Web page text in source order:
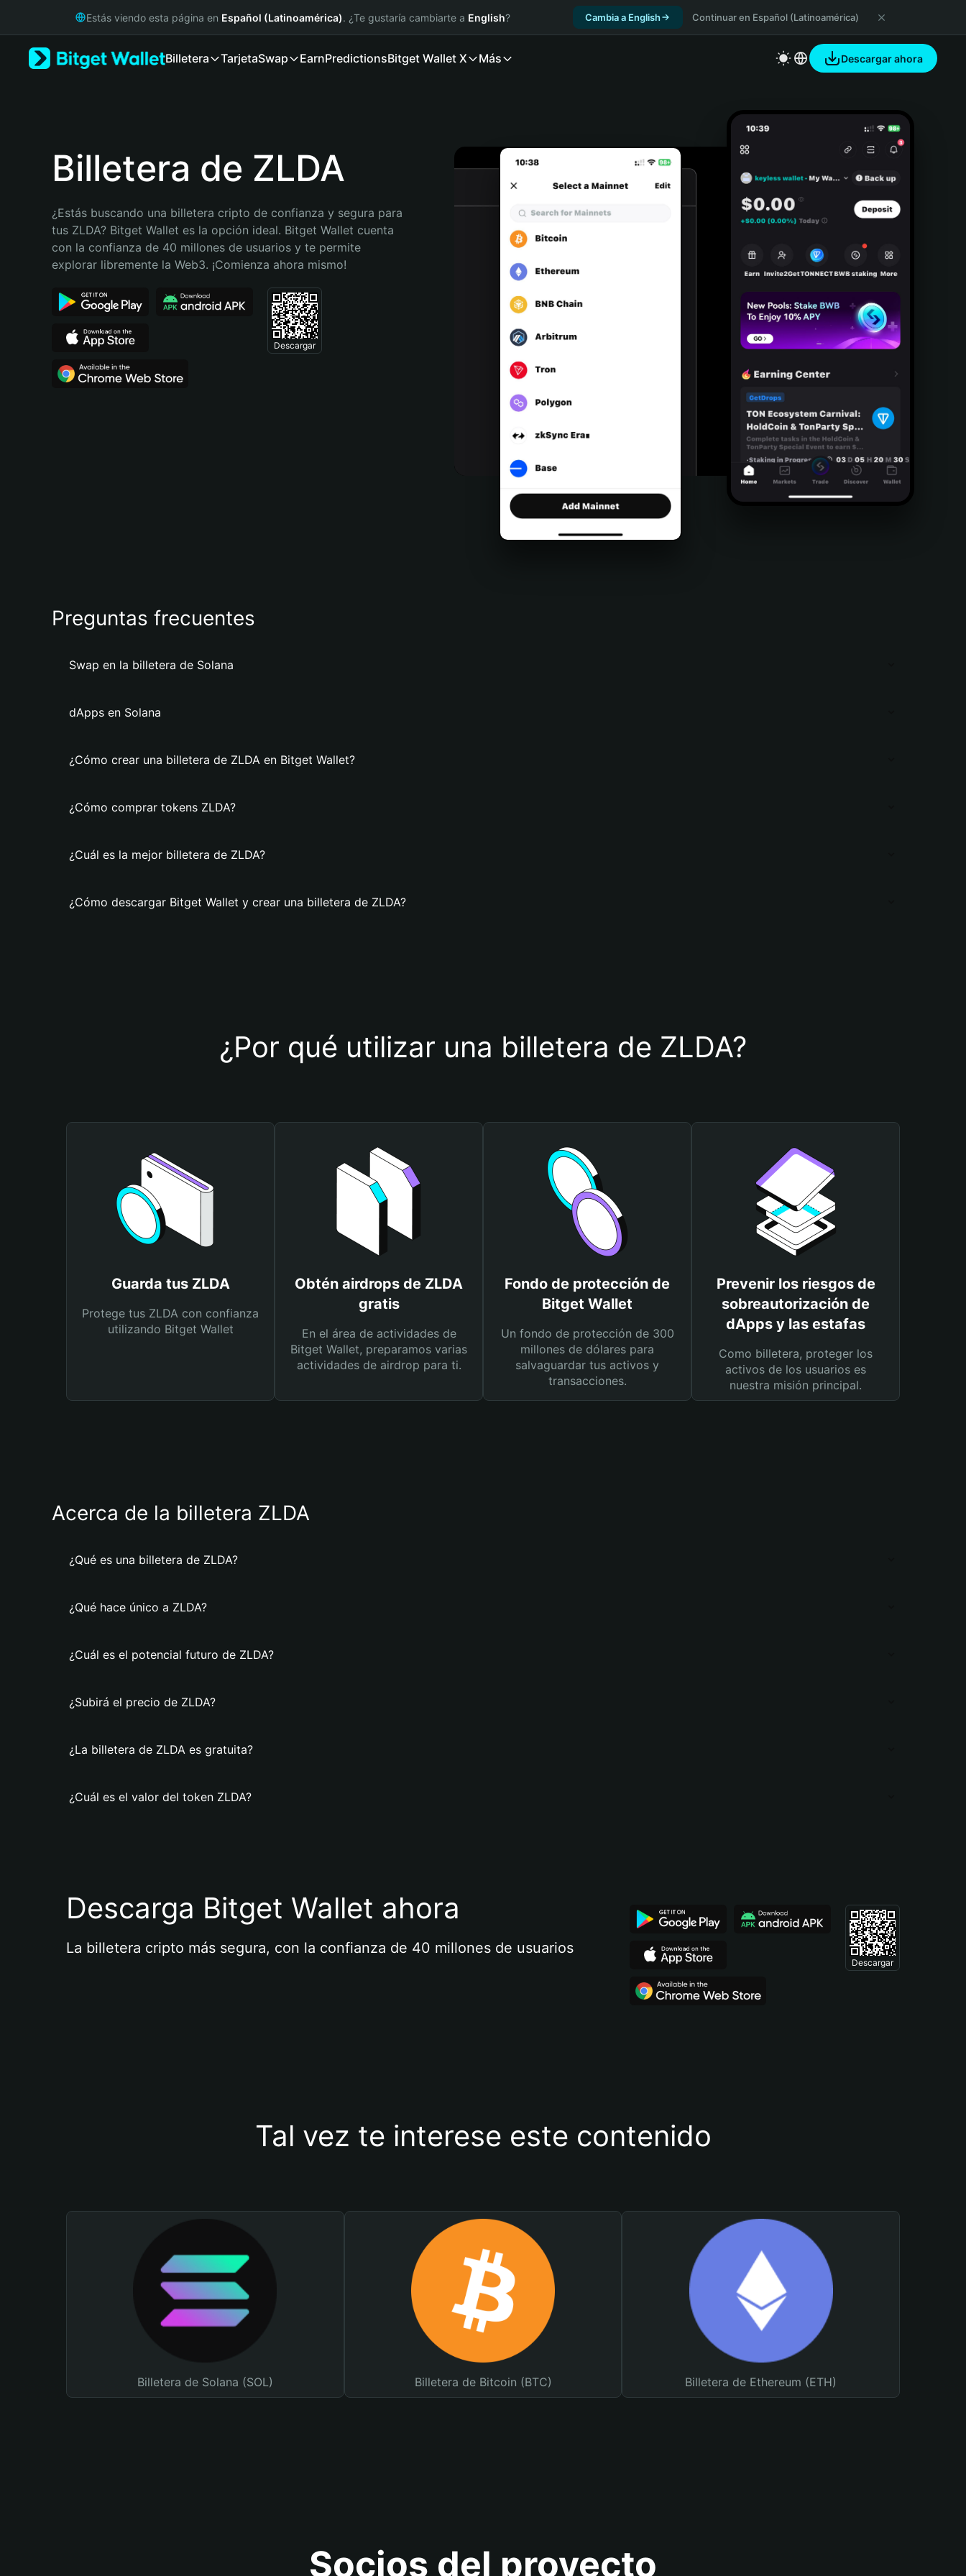
Русский
Bahasa Indonesia
Português (Brasil)
Estás viendo esta página en Español (Latinoamérica). ¿Te gustaría cambiarte a English? Cambia a English Continuar en Español (Latinoamérica)
Billetera TarjetaSwap EarnPredictionsBitget Wallet X Más Descargar ahora
Billetera de ZLDA
¿Estás buscando una billetera cripto de confianza y segura para
tus ZLDA? Bitget Wallet es la opción ideal. Bitget Wallet cuenta
con la confianza de 40 millones de usuarios y te permite
explorar libremente la Web3. ¡Comienza ahora mismo!
Descargar
Preguntas frecuentes
Swap en la billetera de Solana
dApps en Solana
¿Cómo crear una billetera de ZLDA en Bitget Wallet?
¿Cómo comprar tokens ZLDA?
¿Cuál es la mejor billetera de ZLDA?
¿Cómo descargar Bitget Wallet y crear una billetera de ZLDA?
¿Por qué utilizar una billetera de ZLDA?
Guarda tus ZLDA
Protege tus ZLDA con confianza
utilizando Bitget Wallet
Obtén airdrops de ZLDA
gratis
En el área de actividades de
Bitget Wallet, preparamos varias
actividades de airdrop para ti.
Fondo de protección de
Bitget Wallet
Un fondo de protección de 300
millones de dólares para
salvaguardar tus activos y
transacciones.
Prevenir los riesgos de
sobreautorización de
dApps y las estafas
Como billetera, proteger los
activos de los usuarios es
nuestra misión principal.
Acerca de la billetera ZLDA
¿Qué es una billetera de ZLDA?
¿Qué hace único a ZLDA?
¿Cuál es el potencial futuro de ZLDA?
¿Subirá el precio de ZLDA?
¿La billetera de ZLDA es gratuita?
¿Cuál es el valor del token ZLDA?
Descarga Bitget Wallet ahora
La billetera cripto más segura, con la confianza de 40 millones de usuarios
Descargar
Tal vez te interese este contenido
Billetera de Solana (SOL) Billetera de Bitcoin (BTC) Billetera de Ethereum (ETH)
Socios del proyecto